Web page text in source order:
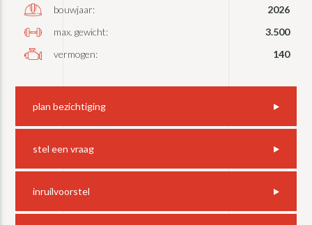
bouwjaar:
2026
max. gewicht:
3.500
vermogen:
140
plan bezichtiging
stel een vraag
inruilvoorstel